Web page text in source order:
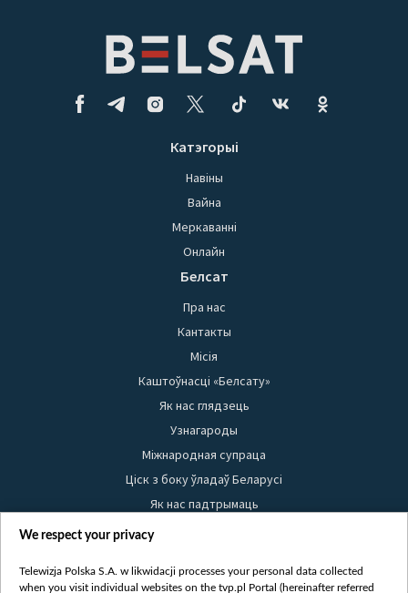
Катэгорыі
Навіны
Вайна
Меркаванні
Онлайн
Белсат
Пра нас
Кантакты
Місія
Каштоўнасці «Белсату»
Як нас глядзець
Узнагароды
Міжнародная супраца
Ціск з боку ўладаў Беларусі
Як нас падтрымаць
Правілы выкарыстання матэрыялаў
Бяспека
We respect your privacy
Telewizja Polska S.A. w likwidacji processes your personal data collected
when you visit individual websites on the tvp.pl Portal (hereinafter referred